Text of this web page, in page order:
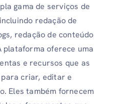
gama de serviços de
redação de
redação de conteúdo
plataforma oferece uma
e recursos que as
criar, editar e
Eles também fornecem